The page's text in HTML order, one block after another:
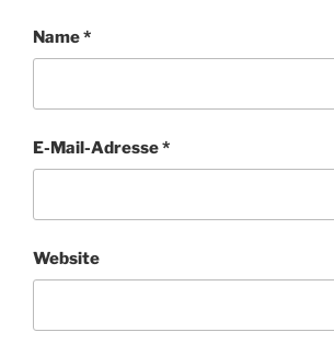
Name*
E-Mail-Adresse*
Website